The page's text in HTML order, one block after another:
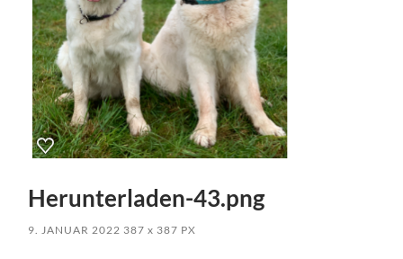
Herunterladen-43.png
9. JANUAR 2022 387x 387 PX